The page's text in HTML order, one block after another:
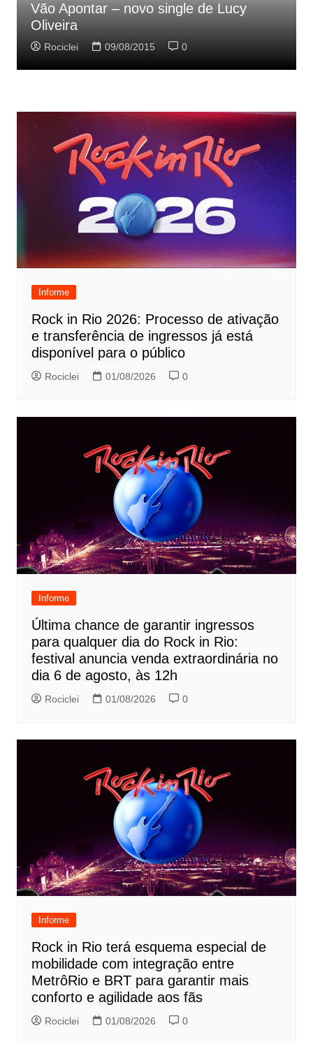
Vão Apontar – novo single de Lucy
Oliveira
Rociclei 09/08/2015 0
Informe
Rock in Rio 2026: Processo de ativação
e transferência de ingressos já está
disponível para o público
Rociclei 01/08/2026 0
Informe
Última chance de garantir ingressos
para qualquer dia do Rock in Rio:
festival anuncia venda extraordinária no
dia 6 de agosto, às 12h
Rociclei 01/08/2026 0
Informe
Rock in Rio terá esquema especial de
mobilidade com integração entre
MetrôRio e BRT para garantir mais
conforto e agilidade aos fãs
Rociclei 01/08/2026 0